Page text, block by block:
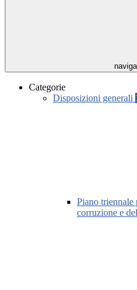
Categorie
Disposizioni generali
Piano triennale
corruzione e